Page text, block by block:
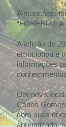
A manchete
“FOREBLU:
A edição de
emocionou e
informações
Um novo local
Carlos
com suas
aprendizado,